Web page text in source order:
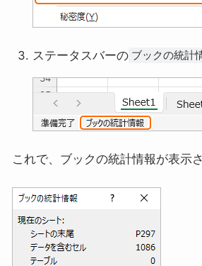
ステータスバーの ブックの統計
これで、ブックの統計情報が表示